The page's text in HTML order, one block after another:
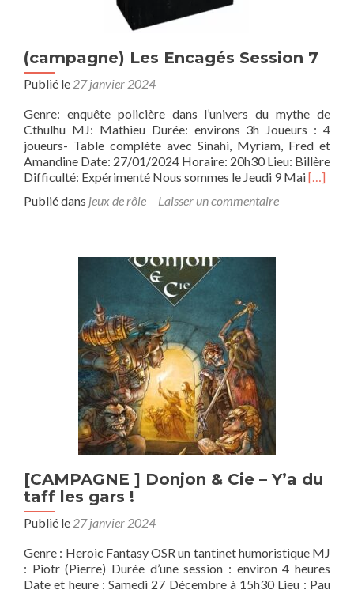
(campagne) Les Encagés Session 7
Publié le 27 janvier 2024
Genre: enquête policière dans l’univers du mythe de
Cthulhu MJ: Mathieu Durée: environs 3h Joueurs : 4
joueurs- Table complète avec Sinahi, Myriam, Fred et
Amandine Date: 27/01/2024 Horaire: 20h30 Lieu: Billère
Difficulté: Expérimenté Nous sommes le Jeudi 9 MaiEn
[…]
Publié dans jeux de rôle Laisser un commentaire
[CAMPAGNE ] Donjon & Cie – Y’a du
taff les gars !
Publié le 27 janvier 2024
Genre : Heroic Fantasy OSR un tantinet humoristique MJ
: Piotr (Pierre) Durée d’une session : environ 4 heures
Date et heure : Samedi 27 Décembre à 15h30 Lieu : Pau